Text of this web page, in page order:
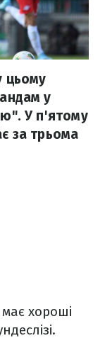
цьому
у
У п'ятому
за трьома
хороші